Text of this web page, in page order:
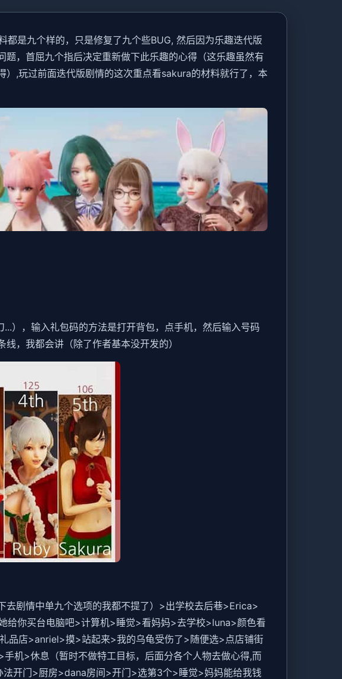
是九个样的，只是修复了九个些BUG, 然后因为乐趣迭代版
，首屈九个指后决定重新做下此乐趣的心得（这乐趣虽然有
,玩过前面迭代版剧情的这次重点看sakura的材料就行了，本
），输入礼包码的方法是打开背包，点手机，然后输入号码
，我都会讲（除了作者基本没开发的）
剧情中单九个选项的我都不提了）>出学校去后巷>Erica>
你买台电脑吧>计算机>睡觉>看妈妈>去学校>luna>颜色看
品店>anriel>摸>站起来>我的乌龟受伤了>随便选>点店铺街
机>休息（暂时不做特工目标，后面分各个人物去做心得,而
开门>厨房>dana房间>开门>选第3个>睡觉>妈妈能给我钱